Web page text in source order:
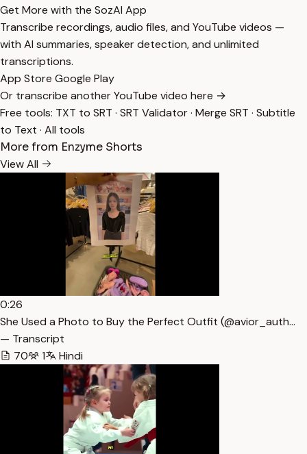
Get More with the SozAI App
Transcribe recordings, audio files, and YouTube videos —
with AI summaries, speaker detection, and unlimited
transcriptions.
App Store Google Play
Or transcribe another YouTube video here →
Free tools: TXT to SRT · SRT Validator· Merge SRT · Subtitle
to Text · All tools
More from Enzyme Shorts
View All
0:26
She Used a Photo to Buy the Perfect Outfit (@avior_auth…
— Transcript
70
1 Hindi